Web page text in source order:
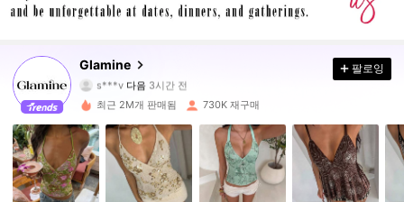
Glamine
m***1 가 탐색 중입니다
4.86
555K 팔로워
4.86 555K 팔로워
팔로잉
최근 2M개 판매됨 730K 재구매